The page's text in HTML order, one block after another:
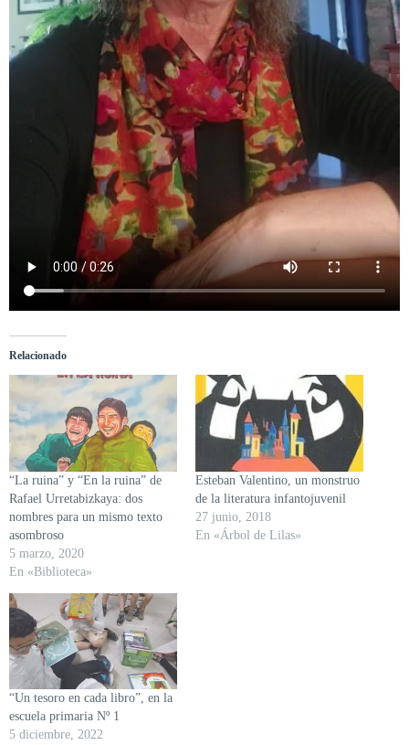
Relacionado
“La ruina” y “En la ruina” de
Rafael Urretabizkaya: dos
nombres para un mismo texto
asombroso
5 marzo, 2020
En «Biblioteca»
Esteban Valentino, un monstruo
de la literatura infantojuvenil
27 junio, 2018
En «Árbol de Lilas»
“Un tesoro en cada libro”, en la
escuela primaria Nº 1
5 diciembre, 2022